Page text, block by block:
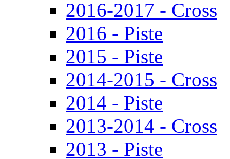
2016-2017 - Cross
2016 - Piste
2015 - Piste
2014-2015 - Cross
2014 - Piste
2013-2014 - Cross
2013 - Piste